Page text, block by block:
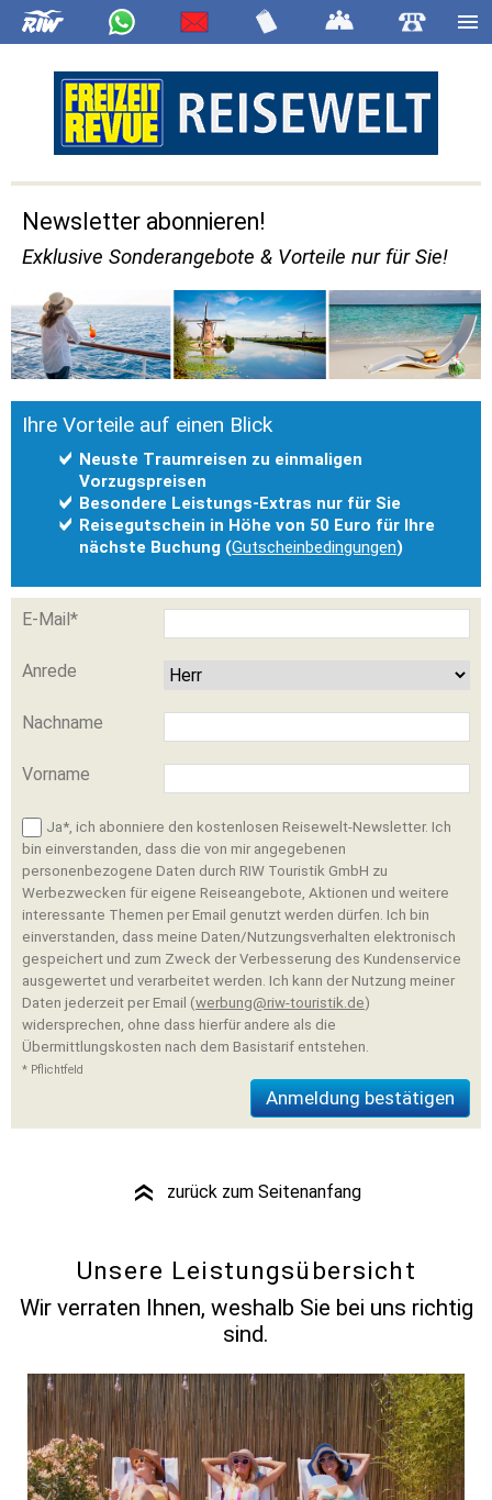
Newsletter abonnieren!
Exklusive Sonderangebote & Vorteile nur für Sie!
Ihre Vorteile auf einen Blick
Neuste Traumreisen zu einmaligen
Vorzugspreisen
Besondere Leistungs-Extras nur für Sie
Reisegutschein in Höhe von 50 Euro für Ihre
nächste Buchung (Gut­schein­be­ding­ungen)
E-Mail*
Anrede
Nachname
Vorname
Ja*, ich abonniere den kostenlosen Reisewelt-Newsletter. Ich
bin einverstanden, dass die von mir angegebenen
personenbezogene Daten durch RIW Touristik GmbH zu
Werbezwecken für eigene Reiseangebote, Aktionen und weitere
interessante Themen per Email genutzt werden dürfen. Ich bin
einverstanden, dass meine Daten/Nutzungsverhalten elektronisch
gespeichert und zum Zweck der Verbesserung des Kundenservice
ausgewertet und verarbeitet werden. Ich kann der Nutzung meiner
Daten jederzeit per Email (werbung@riw-touristik.de)
widersprechen, ohne dass hierfür andere als die
Übermittlungskosten nach dem Basistarif entstehen.
* Pflichtfeld
» zurück zum Seitenanfang
Unsere Leistungsübersicht
Wir verraten Ihnen, weshalb Sie bei uns richtig
sind.